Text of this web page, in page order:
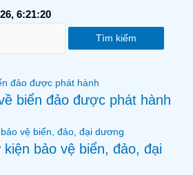
6:21:21
Tìm kiếm
biển đảo được phát hành
bảo vệ biển, đảo, đại